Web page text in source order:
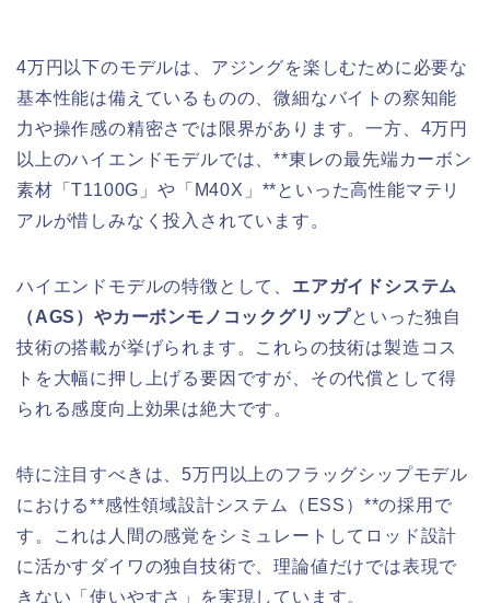
4万円以下のモデルは、アジングを楽しむために必要な
基本性能は備えているものの、微細なバイトの察知能
力や操作感の精密さでは限界があります。一方、4万円
以上のハイエンドモデルでは、**東レの最先端カーボン
素材「T1100G」や「M40X」**といった高性能マテリ
アルが惜しみなく投入されています。
ハイエンドモデルの特徴として、 エアガイドシステム
（AGS）やカーボンモノコックグリップといった独自
技術の搭載が挙げられます。これらの技術は製造コス
トを大幅に押し上げる要因ですが、その代償として得
られる感度向上効果は絶大です。
特に注目すべきは、5万円以上のフラッグシップモデル
における**感性領域設計システム（ESS）**の採用で
す。これは人間の感覚をシミュレートしてロッド設計
に活かすダイワの独自技術で、理論値だけでは表現で
きない「使いやすさ」を実現しています。